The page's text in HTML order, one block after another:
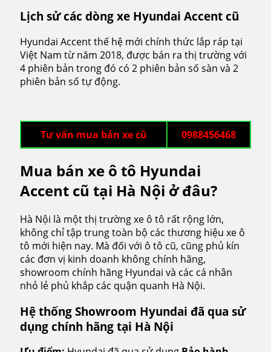
Lịch sử các dòng xe Hyundai Accent cũ
Hyundai Accent thế hệ mới chính thức lắp ráp tại
Việt Nam từ năm 2018, được bán ra thị trường với
4 phiên bản trong đó có 2 phiên bản số sàn và 2
phiên bản số tự động.
Tư vấn mua bán xe cũ 0988456468
Mua bán xe ô tô Hyundai
Accent cũ tại Hà Nội ở đâu?
Hà Nội là một thị trường xe ô tô rất rộng lớn,
không chỉ tập trung toàn bộ các thương hiệu xe ô
tô mới hiện nay. Mà đối với ô tô cũ, cũng phủ kín
các đơn vị kinh doanh không chính hãng,
showroom chính hãng Hyundai và các cá nhân
nhỏ lẻ phủ khắp các quận quanh Hà Nội.
Hệ thống Showroom Hyundai đã qua sử
dụng chính hãng tại Hà Nội